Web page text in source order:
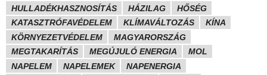
HULLADÉKHASZNOSÍTÁS
HÁZILAG
HŐSÉG
KATASZTRÓFAVÉDELEM
KLÍMAVÁLTOZÁS
KÍNA
KÖRNYEZETVÉDELEM
MAGYARORSZÁG
MEGTAKARÍTÁS
MEGÚJULÓ ENERGIA
MOL
NAPELEM
NAPELEMEK
NAPENERGIA